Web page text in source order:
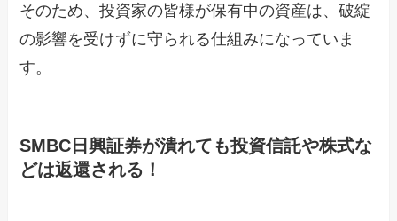
そのため、投資家の皆様が保有中の資産は、破綻
の影響を受けずに守られる仕組みになっていま
す。
SMBC日興証券が潰れても投資信託や株式な
どは返還される！